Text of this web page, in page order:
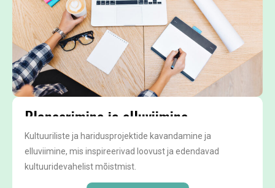
Planeerimine ja elluviimine
Kultuuriliste ja haridusprojektide kavandamine ja
elluviimine, mis inspireerivad loovust ja edendavad
kultuuridevahelist mõistmist.